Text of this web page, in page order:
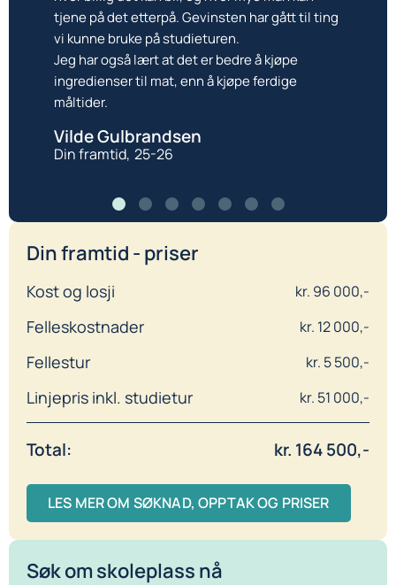
tjene på det etterpå. Gevinsten har gått til ting
vi kunne bruke på studieturen.
Jeg har også lært at det er bedre å kjøpe
ingredienser til mat, enn å kjøpe ferdige
måltider.
Vilde Gulbrandsen
Din framtid, 25-26
fellesskapsopplevelse der jeg kom nærmer de i
klassen.
Studieturen var en kjempefin opplevelse og
det er minner for livet!
Din framtid, 24-25
tjene på det etterpå. Gevinsten har gått til ting
vi kunne bruke på studieturen.
Jeg har også lært at det er bedre å kjøpe
ingredienser til mat, enn å kjøpe ferdige
måltider.
Vilde Gulbrandsen
Din framtid, 25-26
Søk om skoleplass nå
Din framtid - priser
Kost og losji kr. 96 000,-
Felleskostnader kr. 12 000,-
Fellestur kr. 5 500,-
Linjepris inkl. studietur kr. 51 000,-
Total: kr. 164 500,-
LES MER OM SØKNAD, OPPTAK OG PRISER